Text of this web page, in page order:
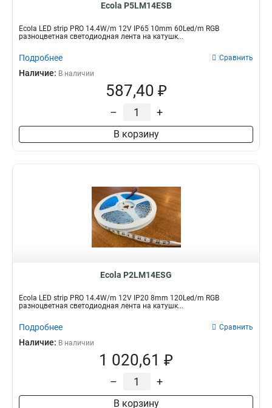
Ecola P5LM14ESB
Ecola LED strip PRO 14.4W/m 12V IP65 10mm 60Led/m RGB
разноцветная светодиодная лента на катушк...
Подробнее Сравнить
Наличие: В наличии
587,40 ₽
– +
В корзину
Ecola P2LM14ESG
Ecola LED strip PRO 14.4W/m 12V IP20 8mm 120Led/m RGB
разноцветная светодиодная лента на катушк...
Подробнее Сравнить
Наличие: В наличии
1 020,61 ₽
– +
В корзину